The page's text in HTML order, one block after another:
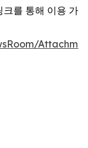
를 통해 이용 가